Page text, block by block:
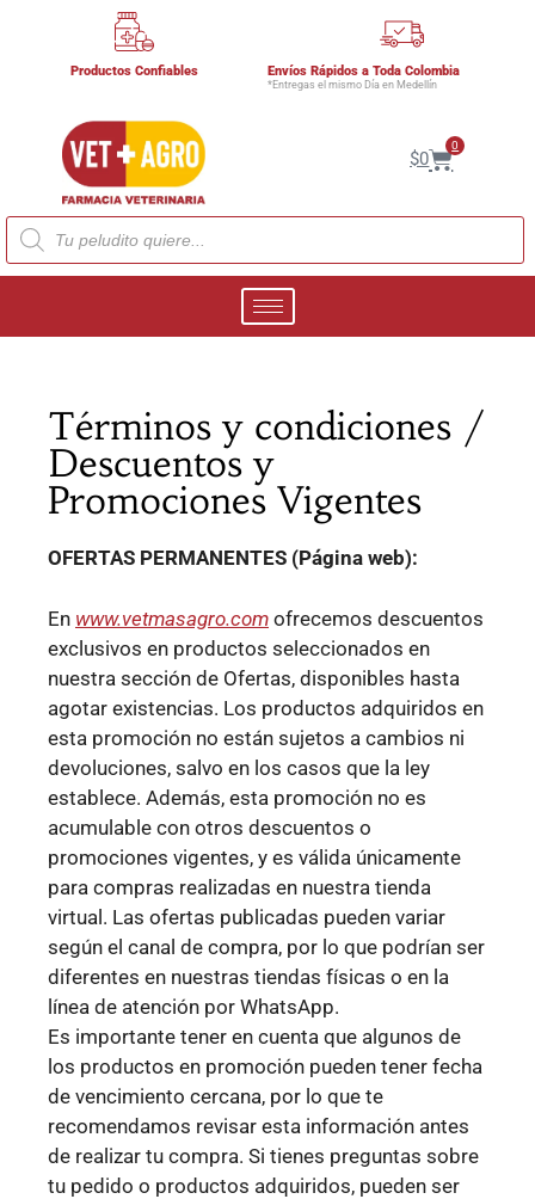
Productos Confiables Envíos Rápidos a Toda Colombia
*Entregas el mismo Día en Medellín
$0
0
Términos y condiciones /
Descuentos y
Promociones Vigentes
OFERTAS PERMANENTES (Página web):
En www.vetmasagro.com ofrecemos descuentos
exclusivos en productos seleccionados en
nuestra sección de Ofertas, disponibles hasta
agotar existencias. Los productos adquiridos en
esta promoción no están sujetos a cambios ni
devoluciones, salvo en los casos que la ley
establece. Además, esta promoción no es
acumulable con otros descuentos o
promociones vigentes, y es válida únicamente
para compras realizadas en nuestra tienda
virtual. Las ofertas publicadas pueden variar
según el canal de compra, por lo que podrían ser
diferentes en nuestras tiendas físicas o en la
línea de atención por WhatsApp.
Es importante tener en cuenta que algunos de
los productos en promoción pueden tener fecha
de vencimiento cercana, por lo que te
recomendamos revisar esta información antes
de realizar tu compra. Si tienes preguntas sobre
tu pedido o productos adquiridos, pueden ser